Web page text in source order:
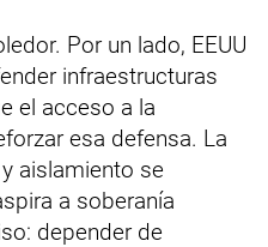
Por un lado, EEUU
infraestructuras
el acceso a la
esa defensa. La
aislamiento se
a soberanía
depender de